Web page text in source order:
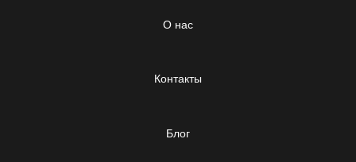
О нас
Контакты
Блог